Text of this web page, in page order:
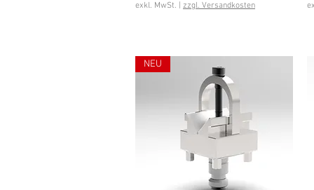
exkl. MwSt. zzgl. Versandkosten
NEU